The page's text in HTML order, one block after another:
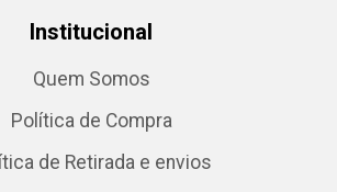
Institucional
Quem Somos
Política de Compra
de Retirada e envios